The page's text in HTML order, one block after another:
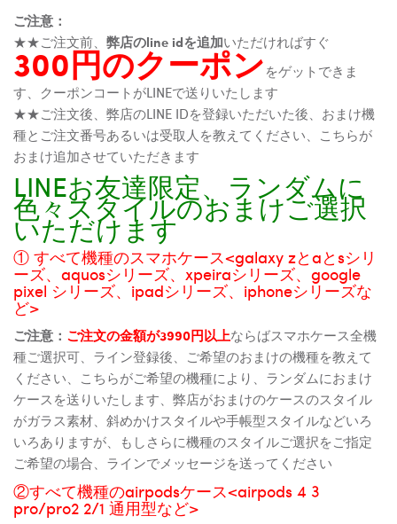
ご注意：
★★ご注文前、 弊店のline idを追加いただければすぐ
300円のクーポンをゲットできま
す、クーポンコートがLINEで送りいたします
★★ご注文後、弊店のLINE IDを登録いただいた後、おまけ機
種とご注文番号あるいは受取人を教えてください、こちらが
おまけ追加させていただきます
LINEお友達限定、ランダムに
色々スタイルのおまけご選択
いただけます
① すべて機種のスマホケース<galaxy zとaとsシリ
ーズ、aquosシリーズ、xpeiraシリーズ、google
pixel シリーズ、ipadシリーズ、iphoneシリーズな
ど>
ご注意： ご注文の金額が3990円以上ならばスマホケース全機
種ご選択可、ライン登録後、ご希望のおまけの機種を教えて
ください、こちらがご希望の機種により、ランダムにおまけ
ケースを送りいたします、弊店がおまけのケースのスタイル
がガラス素材、斜めかけスタイルや手帳型スタイルなどいろ
いろありますが、もしさらに機種のスタイルご選択をご指定
ご希望の場合、ラインでメッセージを送ってください
②すべて機種のairpodsケース<airpods 4 3
pro/pro2 2/1 通用型など>